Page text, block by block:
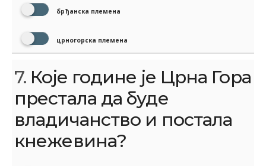
брђанска племена
црногорска племена
7. Које године је Црна Гора
престала да буде
владичанство и постала
кнежевина?